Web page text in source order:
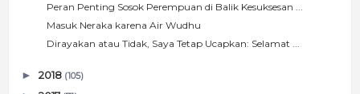
Peran Penting Sosok Perempuan di Balik Kesuksesan ...
Masuk Neraka karena Air Wudhu
Dirayakan atau Tidak, Saya Tetap Ucapkan: Selamat ...
► 2018 (105)